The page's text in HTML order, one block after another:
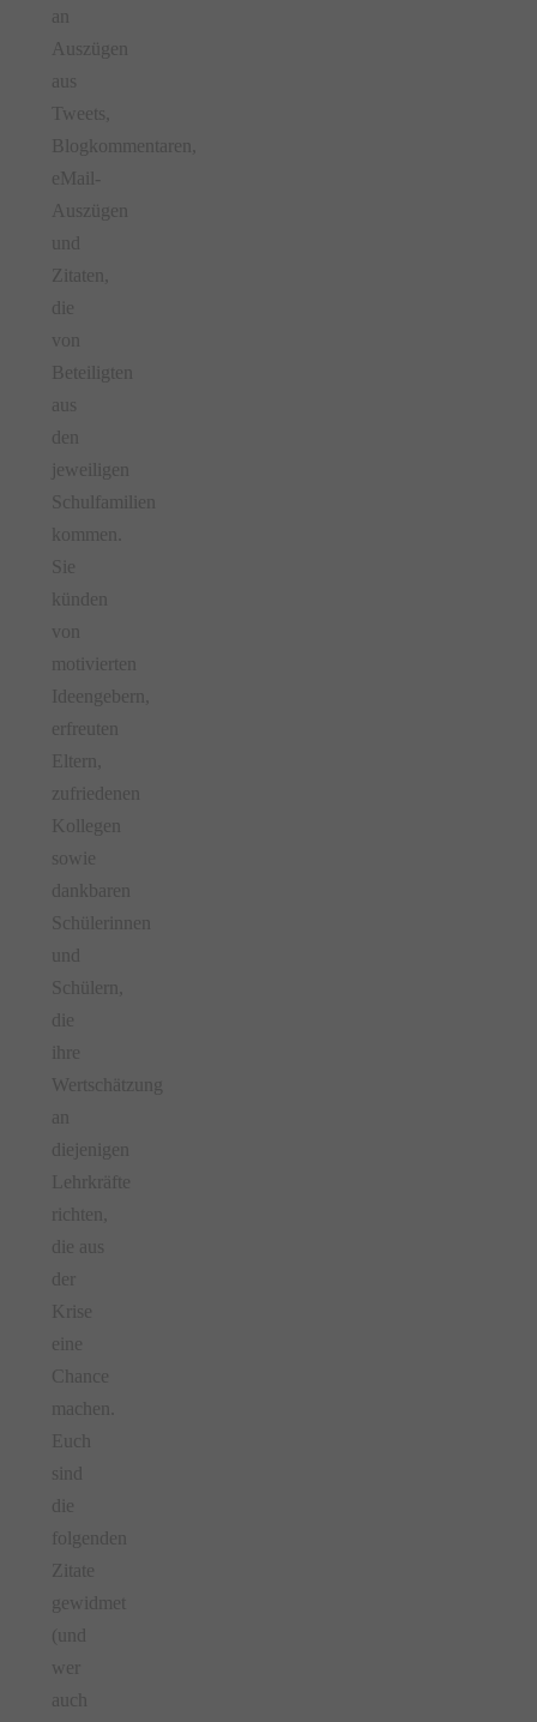
an
Auszügen
aus
Tweets,
Blogkommentaren,
eMail-
Auszügen
und
Zitaten,
die
von
Beteiligten
aus
den
jeweiligen
Schulfamilien
kommen.
Sie
künden
von
motivierten
Ideengebern,
erfreuten
Eltern,
zufriedenen
Kollegen
sowie
dankbaren
Schülerinnen
und
Schülern,
die
ihre
Wertschätzung
an
diejenigen
Lehrkräfte
richten,
die aus
der
Krise
eine
Chance
machen.
Euch
sind
die
folgenden
Zitate
gewidmet
(und
wer
auch